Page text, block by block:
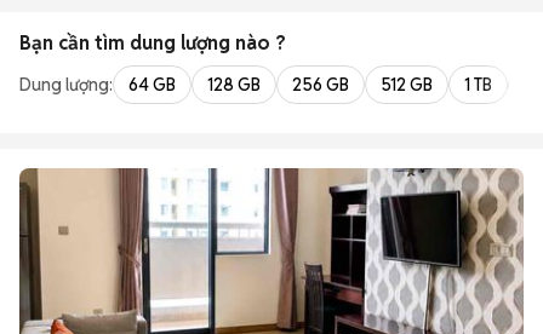
Bạn cần tìm dung lượng nào ?
Dung lượng: 64 GB 128 GB 256 GB 512 GB 1 TB